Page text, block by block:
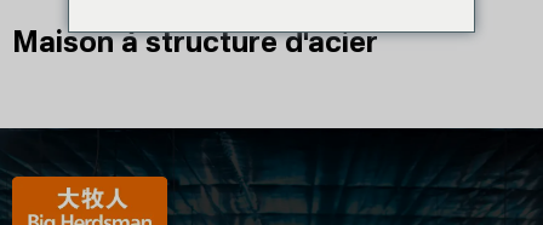
Maison à structure d'acier